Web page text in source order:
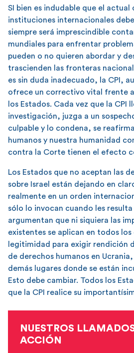
SI bien es indudable que el
instituciones internacionales
siempre será imprescindible
mundiales para enfrentar
pueden o no quieren abordar y
trascienden las fronteras
es sin duda inadecuado, la CPI,
ofrece un correctivo vital frente
los Estados. Cada vez que la CPI
investigación, juzga a un
culpable y lo condena, se
humanos y nuestra humanidad
contra la Corte tienen el efecto
Los Estados que no aceptan las
sobre Israel están dejando en
realmente en un orden
sólo lo invocan cuando les
argumentan que ni siquiera las
existentes se aplican en todos los
legitimidad para exigir rendición
de derechos humanos en
demás lugares donde se están
Esto debe cambiar. Todos los
que la CPI realice su
NUESTROS
ACCIÓN